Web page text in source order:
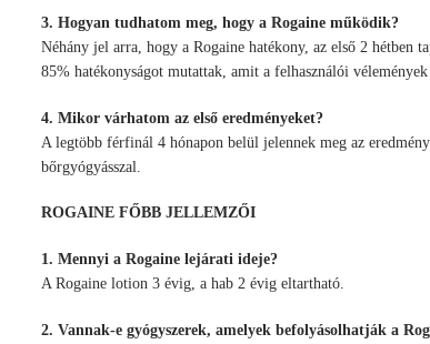
3. Hogyan tudhatom meg, hogy a Rogaine működik?
Néhány jel arra, hogy a Rogaine hatékony, az első 2
85% hatékonyságot mutattak, amit a felhasználói
4. Mikor várhatom az első eredményeket?
A legtöbb férfinál 4 hónapon belül jelennek meg az
bőrgyógyásszal.
ROGAINE FŐBB JELLEMZŐI
1. Mennyi a Rogaine lejárati ideje?
A Rogaine lotion 3 évig, a hab 2 évig eltartható.
2. Vannak-e gyógyszerek, amelyek befolyásolhatják a